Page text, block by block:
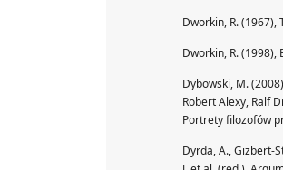
Dworkin, R. (1967),
Dworkin, R. (1998),
Dybowski, M.
Robert Alexy, Ralf
Portrety filozofów
Dyrda, A., Gizbert-